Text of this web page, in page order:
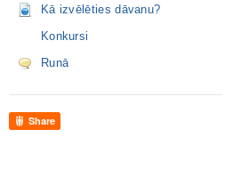
Kā izvēlēties dāvanu?
Konkursi
Runā
Share